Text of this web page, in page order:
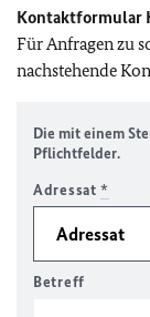
Kontaktformular
Für Anfragen zu
nachstehende
Die mit einem
Pflichtfelder.
Adressat*
Betreff